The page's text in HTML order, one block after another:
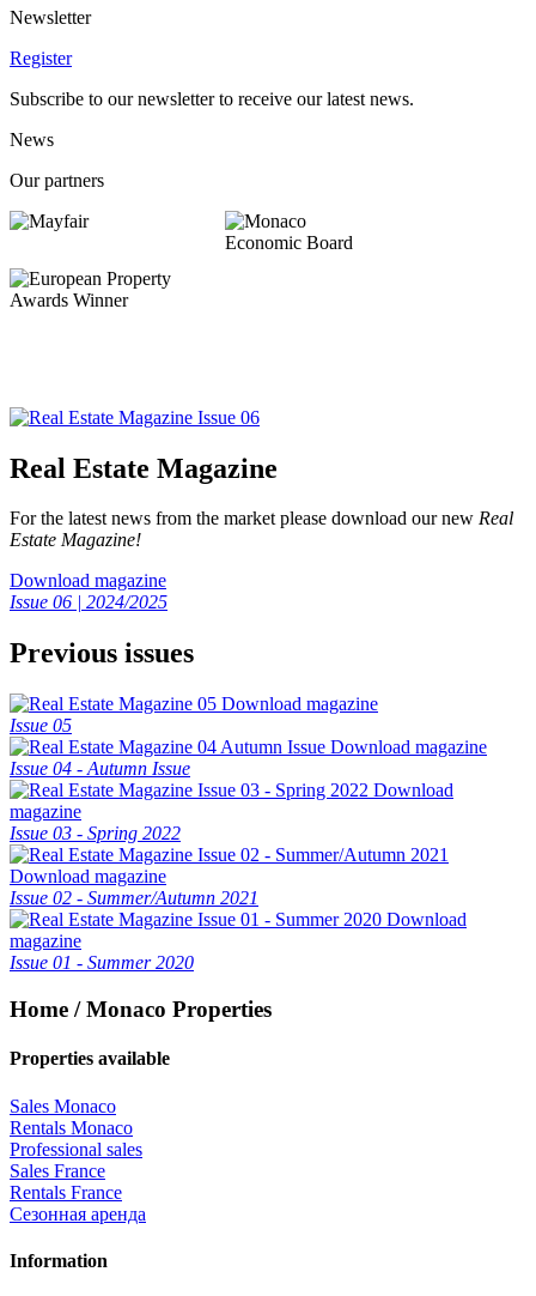
Newsletter
Register
Subscribe to our newsletter to receive our latest news.
News
Our partners
Real Estate Magazine
For the latest news from the market please download our new Real
Estate Magazine!
Download magazine
Issue 06 | 2024/2025
Previous issues
Download magazine
Issue 05
Download magazine
Issue 04 - Autumn Issue
Download
magazine
Issue 03 - Spring 2022
Download magazine
Issue 02 - Summer/Autumn 2021
Download
magazine
Issue 01 - Summer 2020
Home / Monaco Properties
Properties available
Sales Monaco
Rentals Monaco
Professional sales
Sales France
Rentals France
Сезонная аренда
Information